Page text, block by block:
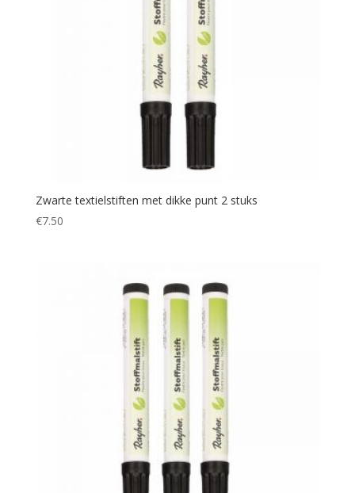
Zwarte textielstiften met dikke punt 2 stuks
€7.50